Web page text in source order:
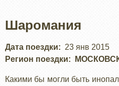
Шаромания
Дата поездки
23 янв 2015
Регион поездки
Какими бы могли быть